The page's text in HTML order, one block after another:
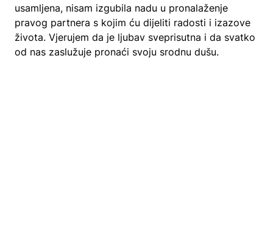
usamljena, nisam izgubila nadu u pronalaženje
pravog partnera s kojim ću dijeliti radosti i izazove
života. Vjerujem da je ljubav sveprisutna i da svatko
od nas zaslužuje pronaći svoju srodnu dušu.